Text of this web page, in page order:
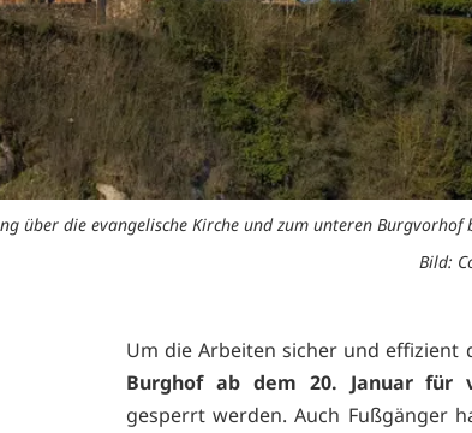
über die evangelische Kirche und zum unteren
Bild:
Um die Arbeiten sicher und effizient
Burghof ab dem 20. Januar für
gesperrt werden. Auch Fußgänger